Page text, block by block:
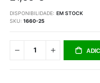
DISPONIBILIDADE: EM STOCK
SKU 1660-25